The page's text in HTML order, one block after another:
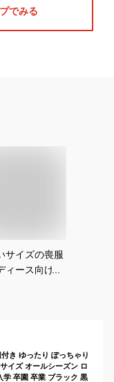
でみる
サイズの喪服
ィース向け！
き ゆったり ぽっちゃり
イズ オールシーズン ロ
学 卒園 卒業 ブラック 黒